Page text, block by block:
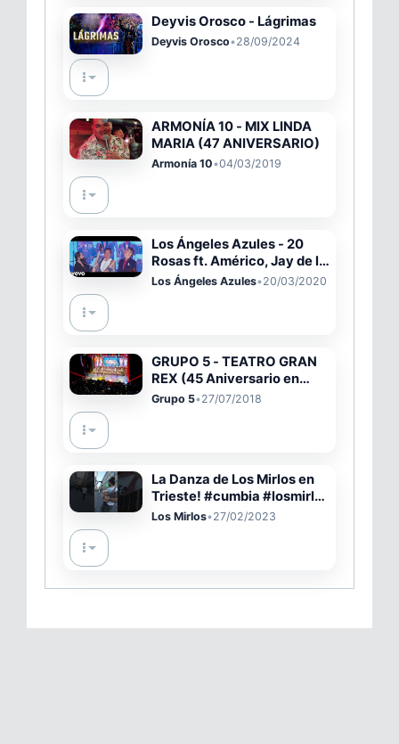
Deyvis Orosco - Lágrimas
Deyvis Orosco•28/09/2024
ARMONÍA 10 - MIX LINDA
MARIA (47 ANIVERSARIO)
Armonía 10•04/03/2019
Los Ángeles Azules - 20
Rosas ft. Américo, Jay de la
Cueva
Los Ángeles Azules•20/03/2020
GRUPO 5 - TEATRO GRAN
REX (45 Aniversario en
Buenos Aires - Argentina)
Grupo 5•27/07/2018
La Danza de Los Mirlos en
Trieste! #cumbia #losmirlos
#musicosargentinos #peru
Los Mirlos•27/02/2023